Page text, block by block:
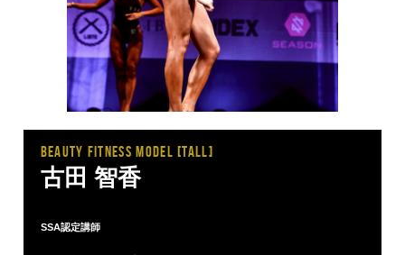
BEAUTY FITNESS MODEL [tall]
古田 智香
SSA認定講師